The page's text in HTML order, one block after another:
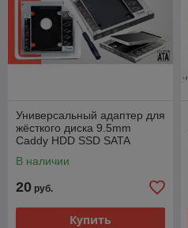
Универсальный адаптер для
жёсткого диска 9.5mm
Caddy HDD SSD SATA
В наличии
20 руб.
Купить